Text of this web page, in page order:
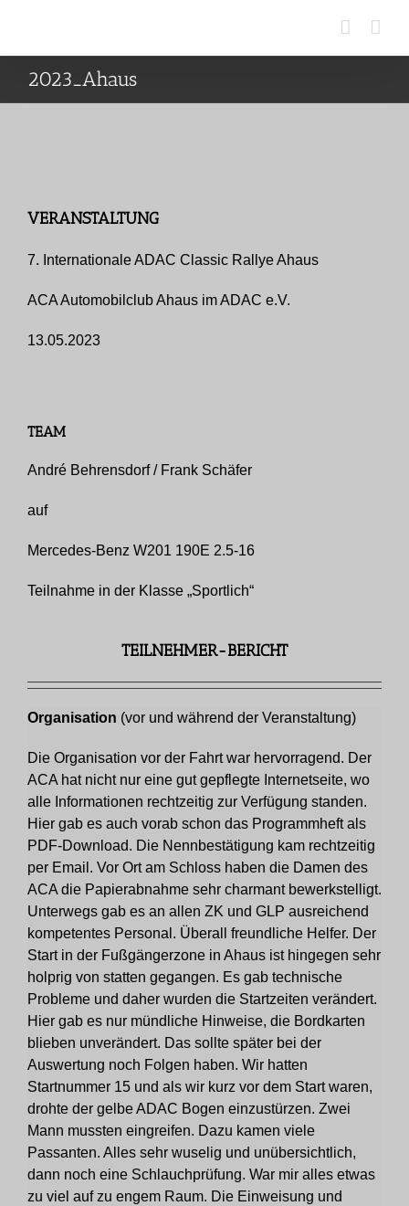
springen
2023_Ahaus
VERANSTALTUNG
7. Internationale ADAC Classic Rallye Ahaus
ACA Automobilclub Ahaus im ADAC e.V.
13.05.2023
TEAM
André Behrensdorf / Frank Schäfer
auf
Mercedes-Benz W201 190E 2.5-16
Teilnahme in der Klasse „Sportlich“
TEILNEHMER-BERICHT
Organisation (vor und während der Veranstaltung)
Die Organisation vor der Fahrt war hervorragend. Der
ACA hat nicht nur eine gut gepflegte Internetseite, wo
alle Informationen rechtzeitig zur Verfügung standen.
Hier gab es auch vorab schon das Programmheft als
PDF-Download. Die Nennbestätigung kam rechtzeitig
per Email. Vor Ort am Schloss haben die Damen des
ACA die Papierabnahme sehr charmant bewerkstelligt.
Unterwegs gab es an allen ZK und GLP ausreichend
kompetentes Personal. Überall freundliche Helfer. Der
Start in der Fußgängerzone in Ahaus ist hingegen sehr
holprig von statten gegangen. Es gab technische
Probleme und daher wurden die Startzeiten verändert.
Hier gab es nur mündliche Hinweise, die Bordkarten
blieben unverändert. Das sollte später bei der
Auswertung noch Folgen haben. Wir hatten
Startnummer 15 und als wir kurz vor dem Start waren,
drohte der gelbe ADAC Bogen einzustürzen. Zwei
Mann mussten eingreifen. Dazu kamen viele
Passanten. Alles sehr wuselig und unübersichtlich,
dann noch eine Schlauchprüfung. War mir alles etwas
zu viel auf zu engem Raum. Die Einweisung und